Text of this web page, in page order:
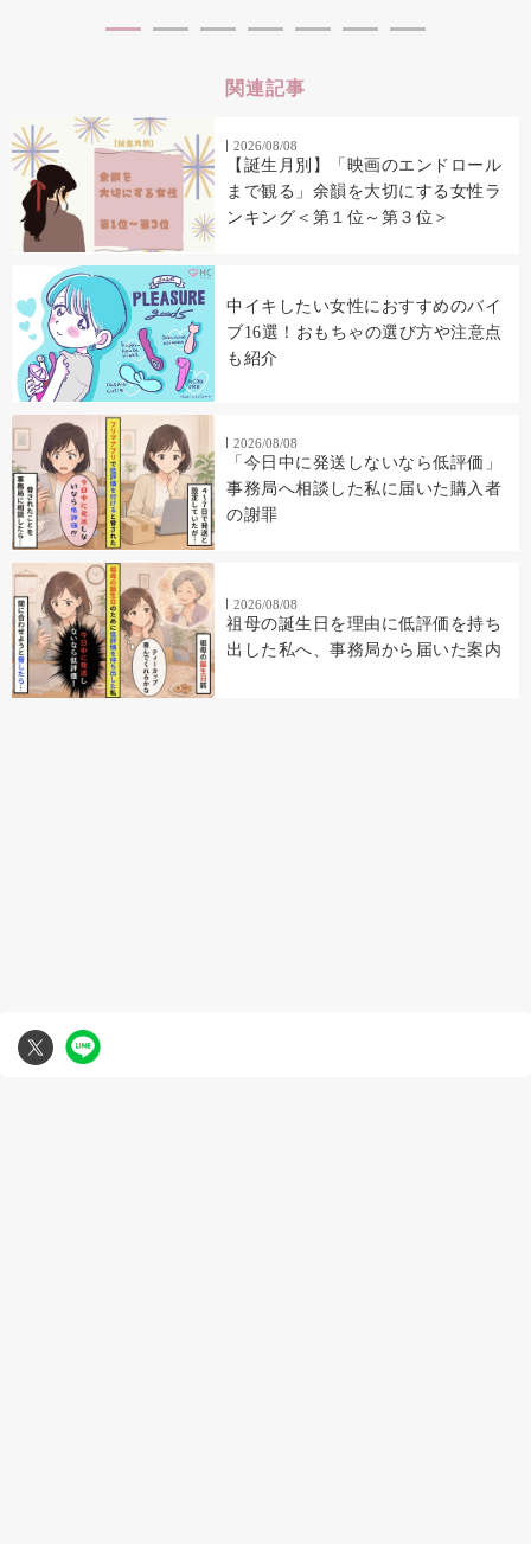
関連記事
2026/08/08
【誕生月別】「映画のエンドロール
まで観る」余韻を大切にする女性ラ
ンキング＜第１位～第３位＞
中イキしたい女性におすすめのバイ
ブ16選！おもちゃの選び方や注意点
も紹介
2026/08/08
「今日中に発送しないなら低評価」
事務局へ相談した私に届いた購入者
の謝罪
2026/08/08
祖母の誕生日を理由に低評価を持ち
出した私へ、事務局から届いた案内